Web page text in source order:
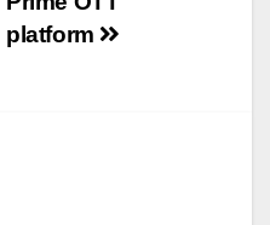
platform